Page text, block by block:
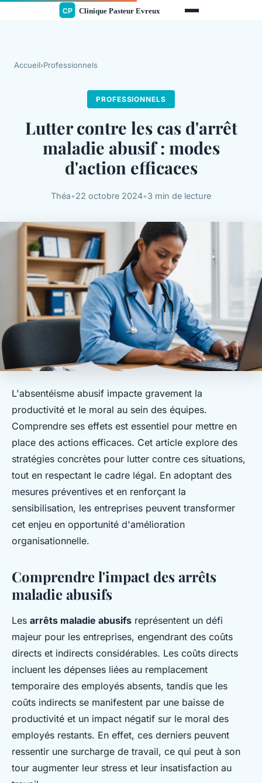
Accueil›Professionnels
PROFESSIONNELS
Lutter contre les cas d'arrêt
maladie abusif : modes
d'action efficaces
Théa•22 octobre 2024•3 min de lecture
L'absentéisme abusif impacte gravement la
productivité et le moral au sein des équipes.
Comprendre ses effets est essentiel pour mettre en
place des actions efficaces. Cet article explore des
stratégies concrètes pour lutter contre ces situations,
tout en respectant le cadre légal. En adoptant des
mesures préventives et en renforçant la
sensibilisation, les entreprises peuvent transformer
cet enjeu en opportunité d'amélioration
organisationnelle.
Comprendre l'impact des arrêts
maladie abusifs
Les arrêts maladie abusifs représentent un défi
majeur pour les entreprises, engendrant des coûts
directs et indirects considérables. Les coûts directs
incluent les dépenses liées au remplacement
temporaire des employés absents, tandis que les
coûts indirects se manifestent par une baisse de
productivité et un impact négatif sur le moral des
employés restants. En effet, ces derniers peuvent
ressentir une surcharge de travail, ce qui peut à son
tour augmenter leur stress et leur insatisfaction au